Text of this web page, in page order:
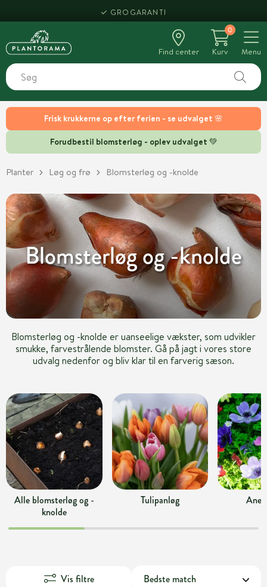
Frisk krukkerne op efter ferien - se udvalget 🌸
Forudbestil blomsterløg - oplev udvalget 💚
HENT SAMME DAG
Find center
0
Kurv
Menu
Planter Løg og frø Blomsterløg og -knolde
Blomsterløg og -knolde
Blomsterløg og -knolde er uanseelige vækster, som udvikler
smukke, farvestrålende blomster. Gå på jagt i vores store
udvalg nedenfor og bliv klar til en farverig sæson.
Alle blomsterløg og -
knolde
Tulipanløg
Vis filtre